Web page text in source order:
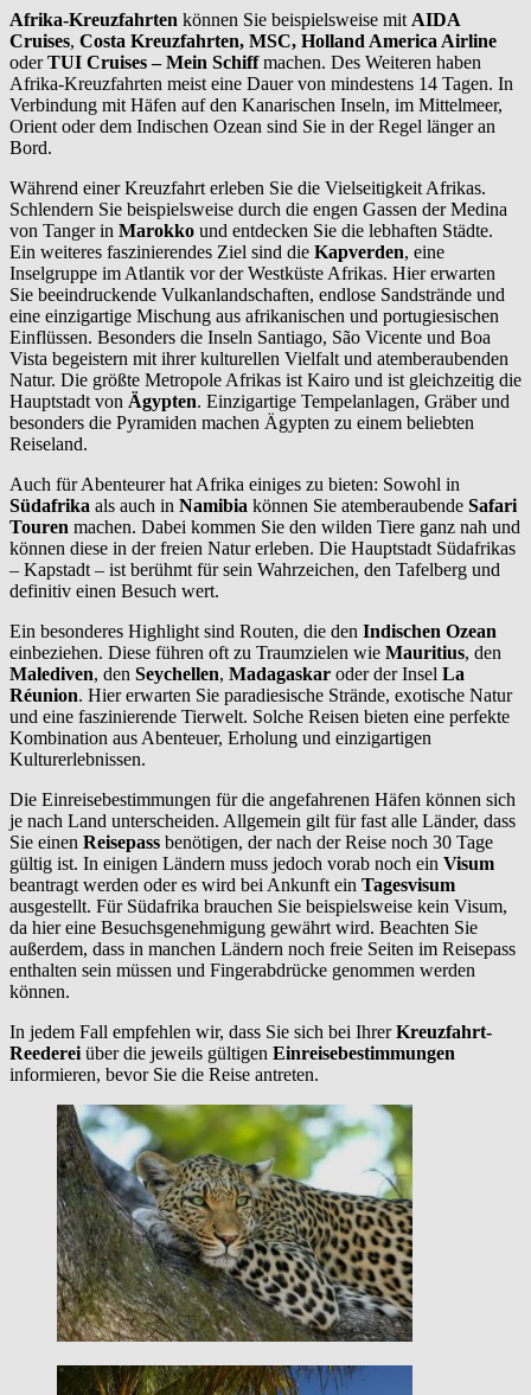
Afrika-Kreuzfahrten können Sie beispielsweise mit AIDA
Cruises, Costa Kreuzfahrten, MSC, Holland America Airline
oderTUI Cruises – Mein Schiffmachen. Des Weiteren haben
Afrika-Kreuzfahrten meist eine Dauer von mindestens 14 Tagen. In
Verbindung mit Häfen auf den Kanarischen Inseln, im Mittelmeer,
Orient oder dem Indischen Ozean sind Sie in der Regel länger an
Bord.
Während einer Kreuzfahrt erleben Sie die Vielseitigkeit Afrikas.
Schlendern Sie beispielsweise durch die engen Gassen der Medina
von Tanger in Marokko und entdecken Sie die lebhaften Städte.
Ein weiteres faszinierendes Ziel sind die Kapverden, eine
Inselgruppe im Atlantik vor der Westküste Afrikas. Hier erwarten
Sie beeindruckende Vulkanlandschaften, endlose Sandstrände und
eine einzigartige Mischung aus afrikanischen und portugiesischen
Einflüssen. Besonders die Inseln Santiago, São Vicente und Boa
Vista begeistern mit ihrer kulturellen Vielfalt und atemberaubenden
Natur. Die größte Metropole Afrikas ist Kairo und ist gleichzeitig die
Hauptstadt von Ägypten. Einzigartige Tempelanlagen, Gräber und
besonders die Pyramiden machen Ägypten zu einem beliebten
Reiseland.
Auch für Abenteurer hat Afrika einiges zu bieten: Sowohl in
Südafrika als auch in Namibia können Sie atemberaubende Safari
Touren machen. Dabei kommen Sie den wilden Tiere ganz nah und
können diese in der freien Natur erleben. Die Hauptstadt Südafrikas
– Kapstadt – ist berühmt für sein Wahrzeichen, den Tafelberg und
definitiv einen Besuch wert.
Ein besonderes Highlight sind Routen, die den Indischen Ozean
einbeziehen. Diese führen oft zu Traumzielen wie Mauritius, den
Malediven, den Seychellen, Madagaskar oder der Insel La
Réunion. Hier erwarten Sie paradiesische Strände, exotische Natur
und eine faszinierende Tierwelt. Solche Reisen bieten eine perfekte
Kombination aus Abenteuer, Erholung und einzigartigen
Kulturerlebnissen.
Die Einreisebestimmungen für die angefahrenen Häfen können sich
je nach Land unterscheiden. Allgemein gilt für fast alle Länder, dass
Sie einen Reisepass benötigen, der nach der Reise noch 30 Tage
gültig ist. In einigen Ländern muss jedoch vorab noch ein Visum
beantragt werden oder es wird bei Ankunft ein Tagesvisum
ausgestellt. Für Südafrika brauchen Sie beispielsweise kein Visum,
da hier eine Besuchsgenehmigung gewährt wird. Beachten Sie
außerdem, dass in manchen Ländern noch freie Seiten im Reisepass
enthalten sein müssen und Fingerabdrücke genommen werden
können.
In jedem Fall empfehlen wir, dass Sie sich bei IhrerKreuzfahrt-
Reederei über die jeweils gültigen Einreisebestimmungen
informieren, bevor Sie die Reise antreten.